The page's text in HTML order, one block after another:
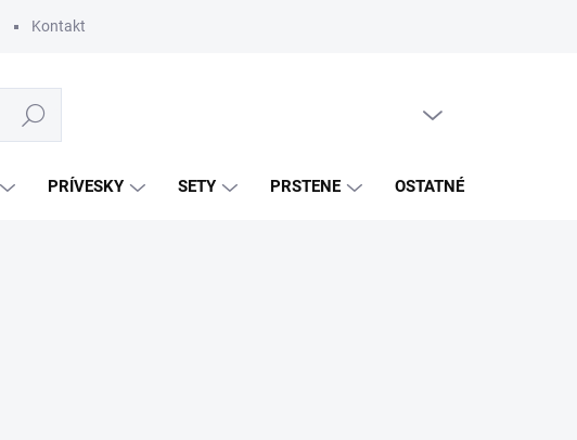
Kontakt
Hľadať
PRÍVESKY SETY PRSTENE OSTATNÉ